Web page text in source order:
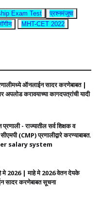
Exam Test
प्रश्नमंजुषा
MHT-CET 2022
ऑनलाईन सादर करणेबाबत |
अपलोड करावयाच्या कागदपत्रांची यादी
- राज्यातील सर्व शिक्षक व
(CMP) प्रणालीद्वारे करण्याबाबत.
salary system
मे 2026 | माहे मे 2026 वेतन देयके
सादर करणेबाबत सूचना